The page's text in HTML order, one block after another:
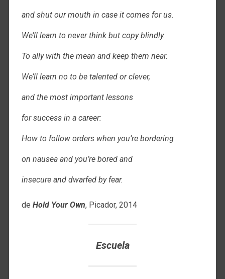
and shut our mouth in case it comes for us.
We’ll learn to never think but copy blindly.
To ally with the mean and keep them near.
We’ll learn no to be talented or clever,
and the most important lessons
for success in a career:
How to follow orders when you’re bordering
on nausea and you’re bored and
insecure and dwarfed by fear.
de Hold Your Own, Picador, 2014
Escuela